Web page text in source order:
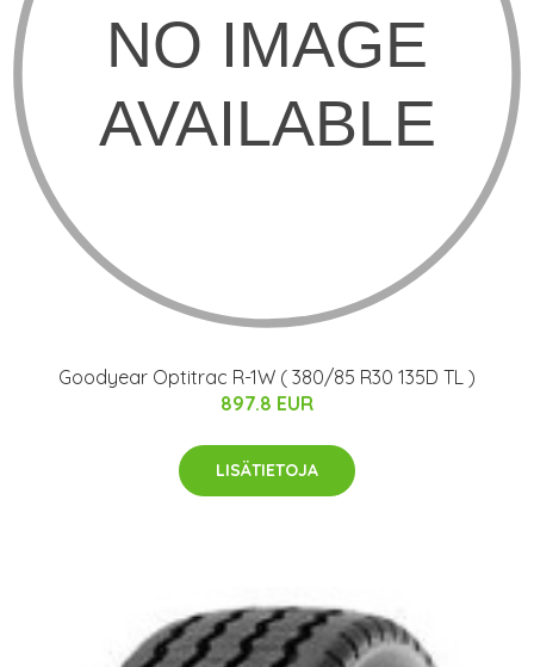
Goodyear Optitrac R-1W ( 380/85 R30 135D TL )
897.8 EUR
LISÄTIETOJA